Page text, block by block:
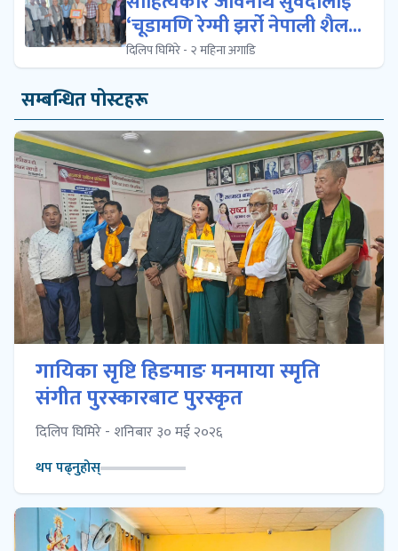
‘चूडामणि रेग्मी झर्रो नेपाली शैल...
दिलिप घिमिरे - २ महिना अगाडि
सम्बन्धित पोस्टहरू
गायिका सृष्टि हिङमाङ मनमाया स्मृति
संगीत पुरस्कारबाट पुरस्कृत
दिलिप घिमिरे - शनिबार ३० मई २०२६
थप पढ्नुहोस्